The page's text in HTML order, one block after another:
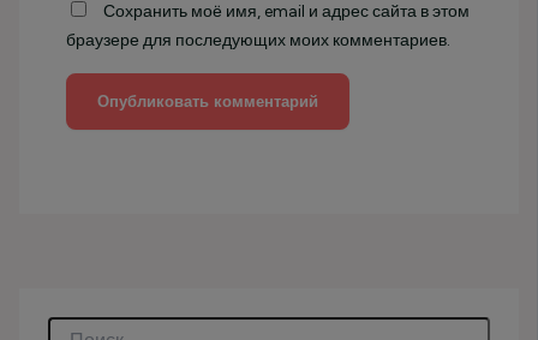
Сохранить моё имя, email и адрес сайта в этом
браузере для последующих моих комментариев.
П